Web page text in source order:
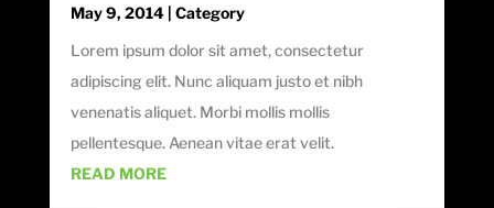
May 9, 2014| Category
Lorem ipsum dolor sit amet, consectetur
adipiscing elit. Nunc aliquam justo et nibh
venenatis aliquet. Morbi mollis mollis
pellentesque. Aenean vitae erat velit.
READ MORE